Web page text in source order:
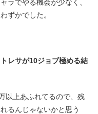
ラでやる機会が少なく、
ずかでした。
レサが10ジョブ極める結
以上あふれてるので、残
るんじゃないかと思う